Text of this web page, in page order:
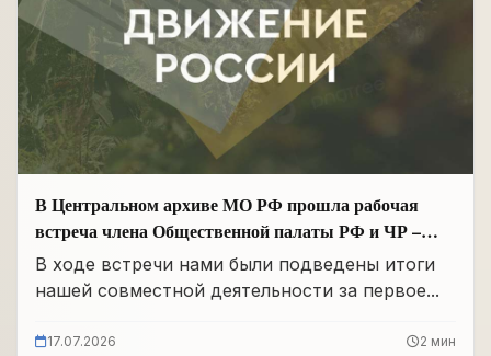
В Центральном архиве МО РФ прошла рабочая
встреча члена Общественной палаты РФ и ЧР –
Руководителя Регионального отделения «Поисковое
движение России» в ЧР Иса Сардалов с
Панковым
В ходе встречи нами были подведены итоги
нашей совместной деятельности за первое...
17.07.2026 2 мин